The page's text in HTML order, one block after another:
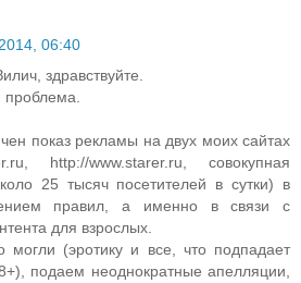
06:40
здравствуйте.
показ рекламы на двух моих сайтах
http://www.starer.ru, совокупная
25 тысяч посетителей в сутки) в
правил, а именно в связи с
для взрослых.
могли (эротику и все, что подпадает
подаем неоднократные апелляции,